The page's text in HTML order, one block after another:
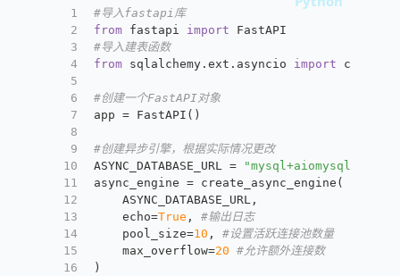
1
2
3
4
5
6
7
8
9
10
11
12
13
14
15
16
#导入fastapi库
from fastapi import FastAPI
#导入建表函数
from sqlalchemy.ext.asyncio import
#创建一个FastAPI对象
app = FastAPI()
#创建异步引擎，根据实际情况更改
ASYNC_DATABASE_URL =
"mysql+aiomysql://
async_engine = create_async_engine(
    ASYNC_DATABASE_URL,
    echo=
True , #输出日志
    pool_size=
10 , #设置活跃连接池数量
    max_overflow=
20
#允许额外连接数
)